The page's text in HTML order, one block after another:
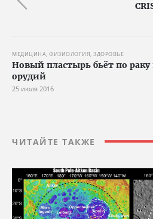
МЕДИЦИНА, ФИЗИОЛОГИЯ, ЗДОРОВЬЕ
Новый пластырь бьёт по раку
орудий
25 июля 2016
ЧИТАЙТЕ ТАКЖЕ